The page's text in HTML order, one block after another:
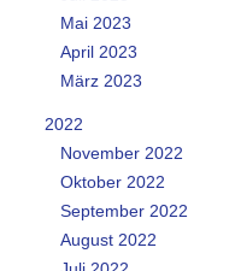
Mai 2023
April 2023
März 2023
2022
November 2022
Oktober 2022
September 2022
August 2022